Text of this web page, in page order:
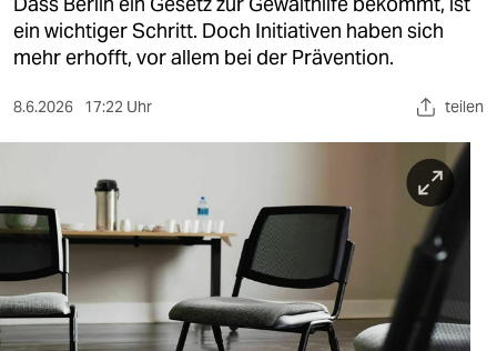
öko
berlin
nord
wahrheit
ein wichtiger Schritt. Doch Initiativen haben sich
mehr erhofft, vor allem bei der Prävention.
8.6.2026 17:22 Uhr teilen